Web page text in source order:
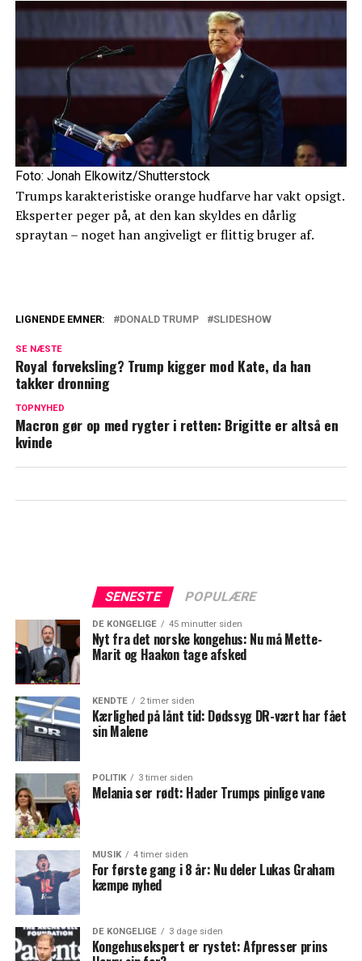
Foto: Jonah Elkowitz/Shutterstock
Trumps karakteristiske orange hudfarve har vakt opsigt.
Eksperter peger på, at den kan skyldes en dårlig
spraytan – noget han angiveligt er flittig bruger af.
Melania er separeret
Trumps vilde privatfly: Kostede 700
LIGNENDE EMNER: DONALD TRUMP SLIDESHOW
SE NÆSTE
Royal forveksling? Trump kigger mod Kate, da han
takker dronning
TOPNYHED
Macron gør op med rygter i retten: Brigitte er altså en
kvinde
SENESTE POPULÆRE
DE KONGELIGE 45 minutter siden
Nyt fra det norske kongehus: Nu må Mette-
Marit og Haakon tage afsked
KENDTE 2 timer siden
Kærlighed på lånt tid: Dødssyg DR-vært har fået
sin Malene
POLITIK 3 timer siden
Melania ser rødt: Hader Trumps pinlige vane
MUSIK 4 timer siden
For første gang i 8 år: Nu deler Lukas Graham
kæmpe nyhed
DE KONGELIGE 3 dage siden
Kongehusekspert er rystet: Afpresser prins